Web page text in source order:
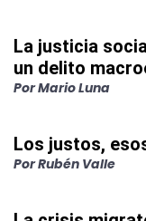
La justicia
un delito
PorMario Luna
Los justos,
PorRubén Valle